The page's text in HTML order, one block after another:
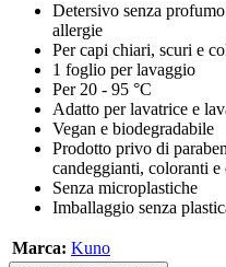
Detersivo senza
allergie
Per capi chiari, scuri e
1 foglio per lavaggio
Per 20 - 95 °C
Adatto per lavatrice e
Vegan e biodegradabile
Prodotto privo di
candeggianti, coloranti e
Senza microplastiche
Imballaggio senza
Marca: Kuno